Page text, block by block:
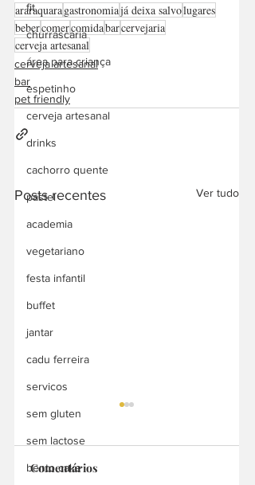
fit
churrascaria
área para criança
espetinho
cerveja artesanal
drinks
cachorro quente
pastel
academia
vegetariano
festa infantil
buffet
jantar
cadu ferreira
servicos
sem gluten
sem lactose
bento cake
araraquaragastronomiajá deixa salvolugares
bebercomercomidabarcervejaria
cerveja artesanal
cerveja artesanal
bar
pet friendly
Posts recentes Ver tudo
Comentários